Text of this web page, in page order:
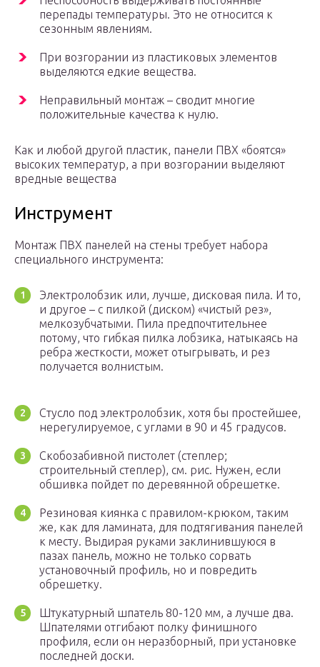
перепады температуры. Это не относится к
сезонным явлениям.
При возгорании из пластиковых элементов
выделяются едкие вещества.
Неправильный монтаж – сводит многие
положительные качества к нулю.
Как и любой другой пластик, панели ПВХ «боятся»
высоких температур, а при возгорании выделяют
вредные вещества
Инструмент
Монтаж ПВХ панелей на стены требует набора
специального инструмента:
Электролобзик или, лучше, дисковая пила. И то,
и другое – с пилкой (диском) «чистый рез»,
мелкозубчатыми. Пила предпочтительнее
потому, что гибкая пилка лобзика, натыкаясь на
ребра жесткости, может отыгрывать, и рез
получается волнистым.
Стусло под электролобзик, хотя бы простейшее,
нерегулируемое, с углами в 90 и 45 градусов.
Скобозабивной пистолет (степлер;
строительный степлер), см. рис. Нужен, если
обшивка пойдет по деревянной обрешетке.
Резиновая киянка с правилом-крюком, таким
же, как для ламината, для подтягивания панелей
к месту. Выдирая руками заклинившуюся в
пазах панель, можно не только сорвать
установочный профиль, но и повредить
обрешетку.
Штукатурный шпатель 80-120 мм, а лучше два.
Шпателями отгибают полку финишного
профиля, если он неразборный, при установке
последней доски.